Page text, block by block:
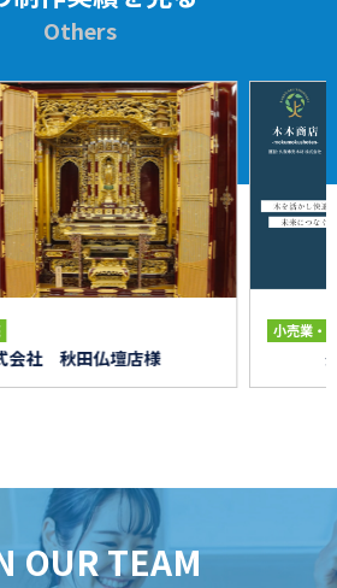
Others
会社 秋田仏壇店様
小売業・
OUR TEAM